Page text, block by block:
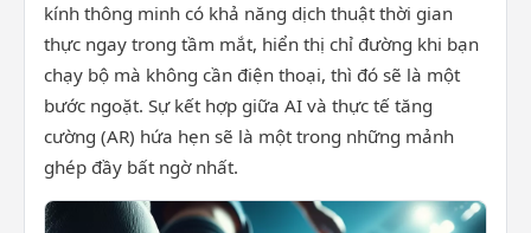
kính thông minh có khả năng dịch thuật thời gian
thực ngay trong tầm mắt, hiển thị chỉ đường khi bạn
chạy bộ mà không cần điện thoại, thì đó sẽ là một
bước ngoặt. Sự kết hợp giữa AI và thực tế tăng
cường (AR) hứa hẹn sẽ là một trong những mảnh
ghép đầy bất ngờ nhất.